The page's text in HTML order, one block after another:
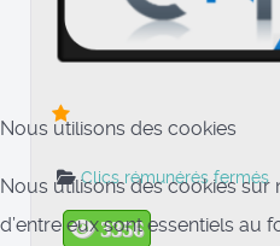
Clics rémunérés fermés
3356
Nous utilisons des cookies
Nous utilisons des cookies sur
d’entre eux sont essentiels au